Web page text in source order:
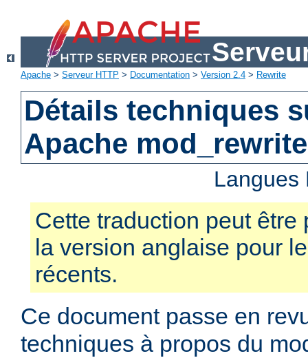
Apache > Serveur HTTP > Documentation > Version 2.4 > Rewrite
Détails techniques
Apache mod_rewrite
Cette traduction peut être
la version anglaise pour
récents.
Ce document passe en
techniques à propos du